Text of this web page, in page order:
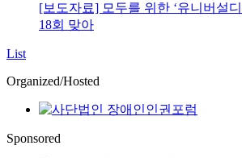
[보도자료] 모두를 위한 ‘유니버설
18회 맞아
List
Organized/Hosted
Sponsored